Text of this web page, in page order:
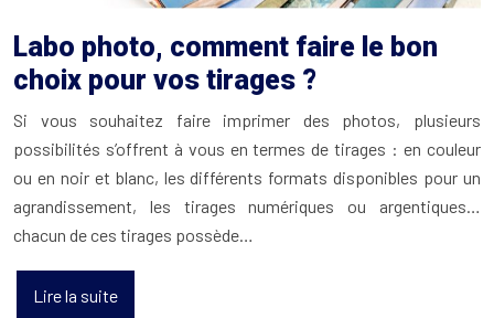
Labo photo, comment faire le bon
choix pour vos tirages ?
Si vous souhaitez faire imprimer des photos, plusieurs
possibilités s’offrent à vous en termes de tirages : en couleur
ou en noir et blanc, les différents formats disponibles pour un
agrandissement, les tirages numériques ou argentiques…
chacun de ces tirages possède…
Lire la suite